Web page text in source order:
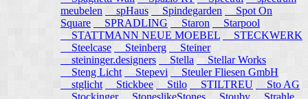
meubelen
spHaus Spindegarden
Spot On
Square
SPRADLING Staron
Starpool
STATTMANN NEUE MOEBEL
STECKWERK
Steelcase
Steinberg
Steiner
steininger.designers
Stella Stellar Works
Steng Licht
Stepevi
Steuler Fliesen GmbH
stglicht
Stickbee Stilo STILTREU
Sto AG